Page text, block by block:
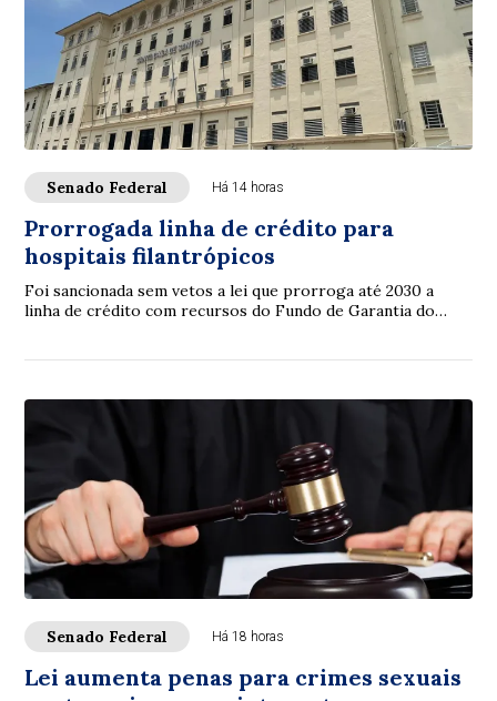
Senado Federal Há 14 horas
Prorrogada linha de crédito para
hospitais filantrópicos
Foi sancionada sem vetos a lei que prorroga até 2030 a
linha de crédito com recursos do Fundo de Garantia do
Senado Federal Há 18 horas
Lei aumenta penas para crimes sexuais